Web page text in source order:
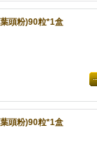
頭粉)90粒*1盒
頭粉)90粒*1盒